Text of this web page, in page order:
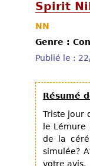
Spirit
NN
Genre :
Publié le :
Résumé
Triste jour
le
de la
simulée?
votre avis.